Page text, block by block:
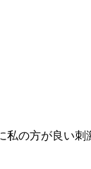
の方が良い刺